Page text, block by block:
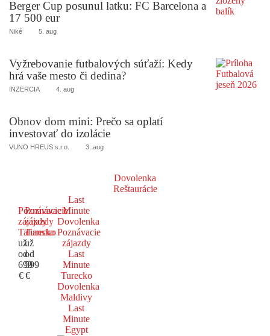
Berger Cup posunul latku: FC Barcelona a
17 500 eur
Niké 5. aug
Vyžrebovanie futbalových súťaží: Kedy
hrá vaše mesto či dedina?
INZERCIA 4. aug
Obnov dom mini: Prečo sa oplatí
investovať do izolácie
VUNO HREUS s.r.o. 3. aug
Dovolenka
Reštaurácie
Poznávacie
zájazdy
Taliansko
už
od
699
€
Poznávacie
zájazdy
Turecko
už
od
599
€
Last
Minute
Dovolenka
Poznávacie
zájazdy
Last
Minute
Turecko
Dovolenka
Maldivy
Last
Minute
Egypt